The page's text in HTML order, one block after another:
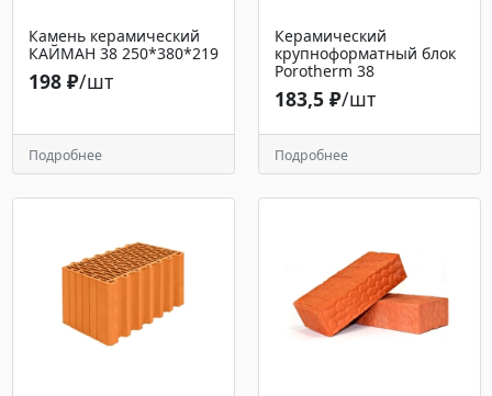
Камень керамический
КАЙМАН 38 250*380*219
198 ₽/шт
Подробнее
Керамический
крупноформатный блок
Porotherm 38
183,5 ₽/шт
Подробнее